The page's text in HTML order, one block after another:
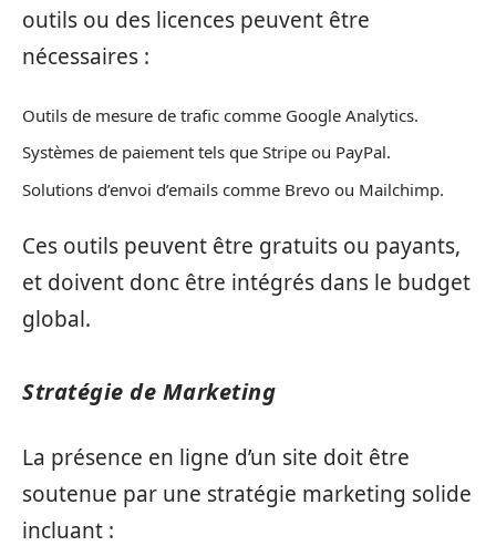
outils ou des licences peuvent être
nécessaires :
Outils de mesure de trafic comme Google Analytics.
Systèmes de paiement tels que Stripe ou PayPal.
Solutions d’envoi d’emails comme Brevo ou Mailchimp.
Ces outils peuvent être gratuits ou payants,
et doivent donc être intégrés dans le budget
global.
Stratégie de Marketing
La présence en ligne d’un site doit être
soutenue par une stratégie marketing solide
incluant :